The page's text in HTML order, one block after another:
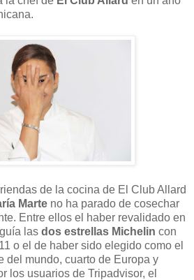
de la cocina de El Club Allard
Marte no ha parado de cosechar
Entre ellos el haber revalidado en
las dos estrellas Michelin con
o el de haber sido elegido como el
del mundo, cuarto de Europa y
los usuarios de Tripadvisor, el